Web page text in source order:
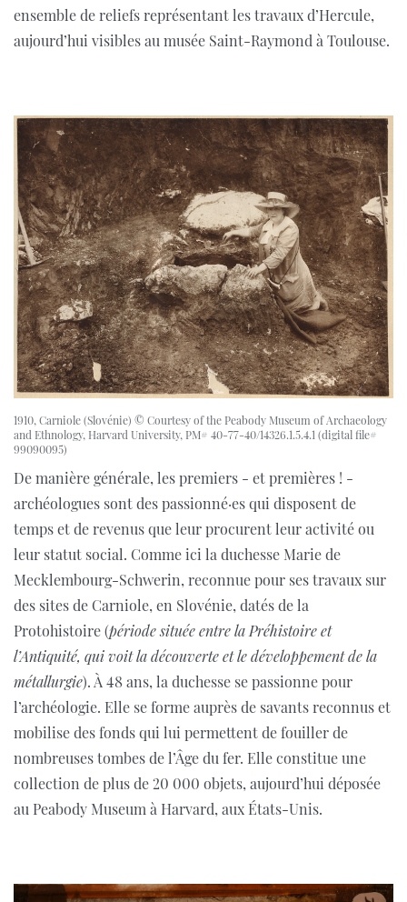
ensemble de reliefs représentant les travaux d’Hercule,
aujourd’hui visibles au musée Saint-Raymond à Toulouse.
1910, Carniole (Slovénie) © Courtesy of the Peabody Museum of Archaeology
and Ethnology, Harvard University, PM# 40-77-40/14326.1.5.4.1 (digital file#
99090095)
De manière générale, les premiers - et premières ! -
archéologues sont des passionné·es qui disposent de
temps et de revenus que leur procurent leur activité ou
leur statut social. Comme ici la duchesse Marie de
Mecklembourg-Schwerin, reconnue pour ses travaux sur
des sites de Carniole, en Slovénie, datés de la
Protohistoire (période située entre la Préhistoire et
l’Antiquité, qui voit la découverte et le développement de la
métallurgie). À 48 ans, la duchesse se passionne pour
l’archéologie. Elle se forme auprès de savants reconnus et
mobilise des fonds qui lui permettent de fouiller de
nombreuses tombes de l’Âge du fer. Elle constitue une
collection de plus de 20 000 objets, aujourd’hui déposée
au Peabody Museum à Harvard, aux États-Unis.